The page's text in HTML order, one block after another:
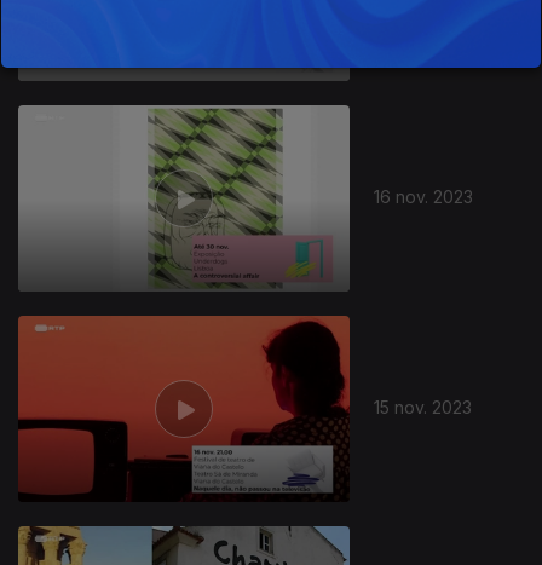
16 nov. 2023
15 nov. 2023